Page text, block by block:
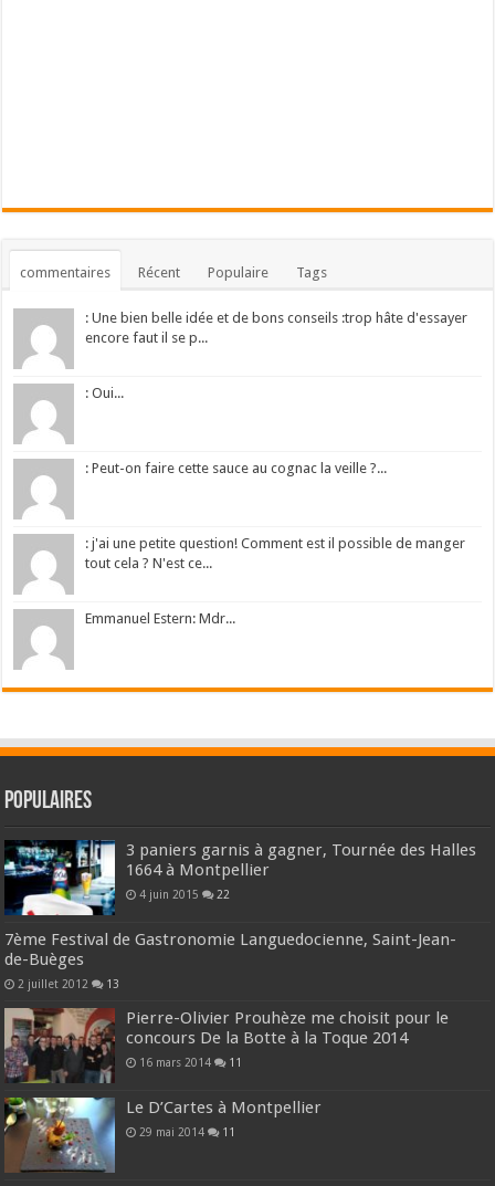
commentaires Récent Populaire Tags
: Une bien belle idée et de bons conseils :trop hâte d'essayer
encore faut il se p...
: Oui...
: Peut-on faire cette sauce au cognac la veille ?...
: j'ai une petite question! Comment est il possible de manger
tout cela ? N'est ce...
Emmanuel Estern: Mdr...
Populaires
3 paniers garnis à gagner, Tournée des Halles
1664 à Montpellier
4 juin 2015 22
7ème Festival de Gastronomie Languedocienne, Saint-Jean-
de-Buèges
2 juillet 2012 13
Pierre-Olivier Prouhèze me choisit pour le
concours De la Botte à la Toque 2014
16 mars 2014 11
Le D’Cartes à Montpellier
29 mai 2014 11